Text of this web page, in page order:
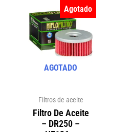
Agotado
AGOTADO
Filtros de aceite
Filtro De Aceite
– DR250 –